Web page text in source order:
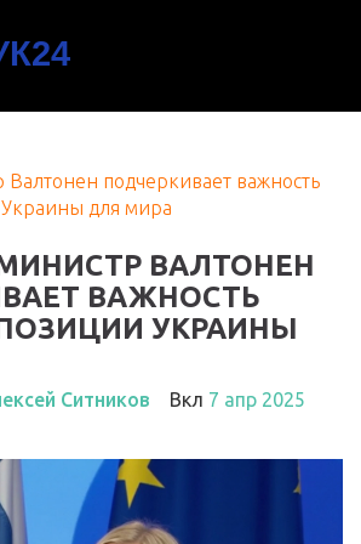
подчеркивает важность
для мира
ВАЛТОНЕН
ВАЖНОСТЬ
УКРАИНЫ
Ситников Вкл 7 апр 2025